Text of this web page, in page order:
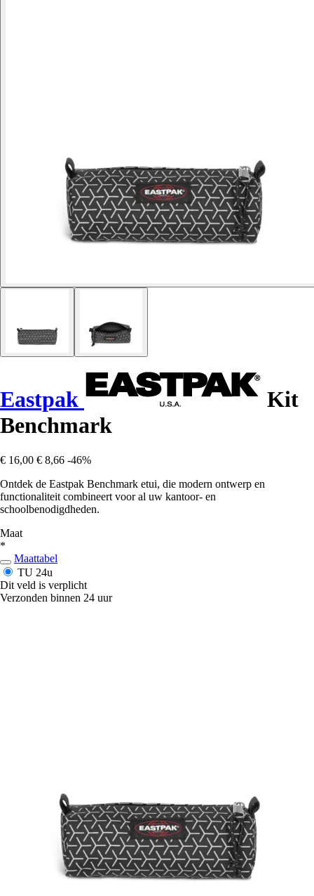
Eastpak
Kit
Benchmark
€ 16,00 € 8,66 -46%
Ontdek de Eastpak Benchmark etui, die modern ontwerp en
functionaliteit combineert voor al uw kantoor- en
schoolbenodigdheden.
Maat
*
Maattabel
TU 24u
Dit veld is verplicht
Verzonden binnen 24 uur